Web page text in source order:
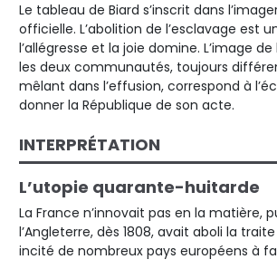
Le tableau de Biard s’inscrit dans
officielle. L’abolition de l’esclavage est
l’allégresse et la joie domine. L’image
les deux communautés, toujours
mêlant dans l’effusion, correspond à
donner la République de son acte.
INTERPRÉTATION
L’utopie quarante-huitarde
La France n’innovait pas en la matière,
l’Angleterre, dès 1808, avait aboli la
incité de nombreux pays européens à